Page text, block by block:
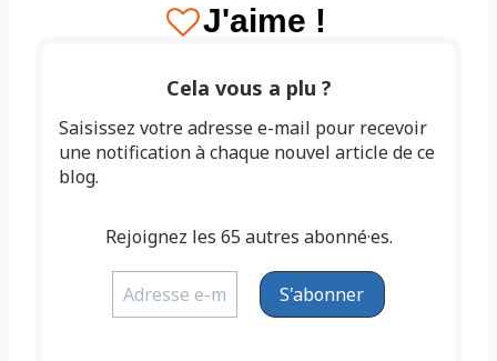
J'aime !
Cela vous a plu ?
Saisissez votre adresse e-mail pour recevoir
une notification à chaque nouvel article de ce
blog.
Rejoignez les 65 autres abonné·es.